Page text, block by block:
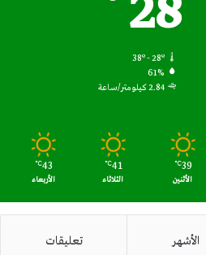
38º - 28º
61%
2.84 كيلومتر/ساعة
39
℃
الأثنين
41
℃
الثلاثاء
43
℃
الأربعاء
الأشهر تعليقات